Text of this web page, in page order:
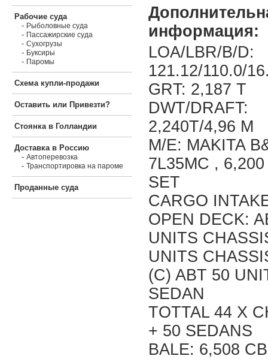
Рабочие суда
- Рыболовные суда
- Пассажирские суда
- Сухогрузы
- Буксиры
- Паромы
Схема купли-продажи
Оставить или Привезти?
Стоянка в Голландии
Доставка в Россию
- Автоперевозка
- Транспортировка на пароме
Проданные суда
информация:
LOA/LBR/B/D:
121.12/110.0/
GRT: 2,187 T
DWT/DRAFT:
2,240T/4,96 M
M/E: MAKITA
7L35MC ,
SET
CARGO
OPEN DECK:
UNITS
UNITS
(C) ABT 50
SEDAN
TOTTAL 44 X
+ 50 SEDANS
BALE: 6,508